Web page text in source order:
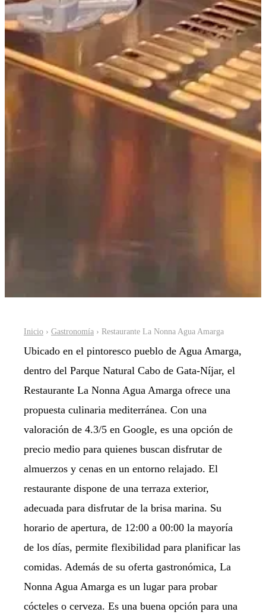
Inicio › Gastronomía › Restaurante La Nonna Agua Amarga
Ubicado en el pintoresco pueblo de Agua Amarga,
dentro del Parque Natural Cabo de Gata-Níjar, el
Restaurante La Nonna Agua Amarga ofrece una
propuesta culinaria mediterránea. Con una
valoración de 4.3/5 en Google, es una opción de
precio medio para quienes buscan disfrutar de
almuerzos y cenas en un entorno relajado. El
restaurante dispone de una terraza exterior,
adecuada para disfrutar de la brisa marina. Su
horario de apertura, de 12:00 a 00:00 la mayoría
de los días, permite flexibilidad para planificar las
comidas. Además de su oferta gastronómica, La
Nonna Agua Amarga es un lugar para probar
cócteles o cerveza. Es una buena opción para una